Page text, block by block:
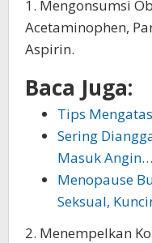
1. Mengonsumsi
Acetaminophen,
Aspirin.
Baca Juga:
Tips
Sering
Masuk Angin…
Menopause
Seksual,
2. Menempelkan